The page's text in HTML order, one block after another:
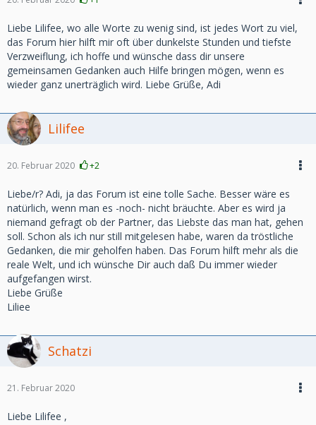
Liebe Lilifee, wo alle Worte zu wenig sind, ist jedes Wort zu viel,
das Forum hier hilft mir oft über dunkelste Stunden und tiefste
Verzweiflung, ich hoffe und wünsche dass dir unsere
gemeinsamen Gedanken auch Hilfe bringen mögen, wenn es
wieder ganz unerträglich wird. Liebe Grüße, Adi
Lilifee
20. Februar 2020 +2
Liebe/r? Adi, ja das Forum ist eine tolle Sache. Besser wäre es
natürlich, wenn man es -noch- nicht bräuchte. Aber es wird ja
niemand gefragt ob der Partner, das Liebste das man hat, gehen
soll. Schon als ich nur still mitgelesen habe, waren da tröstliche
Gedanken, die mir geholfen haben. Das Forum hilft mehr als die
reale Welt, und ich wünsche Dir auch daß Du immer wieder
aufgefangen wirst.
Liebe Grüße
Liliee
Schatzi
21. Februar 2020
Liebe Lilifee ,